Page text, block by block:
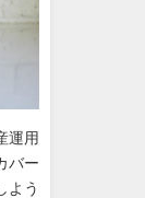
運用
バー
よう